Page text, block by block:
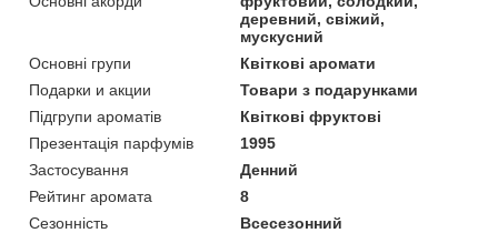
деревний, свіжий,
мускусний
Основні групи
Квіткові аромати
Подарки и акции
Товари з подарунками
Підгрупи ароматів
Квіткові фруктові
Презентація парфумів
1995
Застосування
Денний
Рейтинг аромата
8
Сезонність
Всесезонний